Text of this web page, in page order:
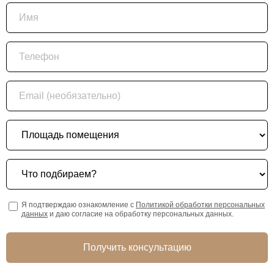
Имя
Телефон
Email (необязательно)
Площадь помещения
Что подбираем?
Я подтверждаю ознакомление с Политикой обработки персональных
данных и даю согласие на обработку персональных данных.
Получить консультацию